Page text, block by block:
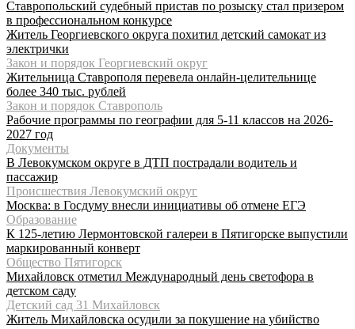
Ставропольский судебный пристав по розыску стал призером
в профессиональном конкурсе
Житель Георгиевского округа похитил детский самокат из
электрички
Закон и порядок Георгиевский округ
Жительница Ставрополя перевела онлайн-целительнице
более 340 тыс. рублей
Закон и порядок Ставрополь
Рабочие программы по географии для 5-11 классов на 2026-
2027 год
Документы
В Левокумском округе в ДТП пострадали водитель и
пассажир
Происшествия Левокумский округ
Москва: в Госдуму внесли инициативы об отмене ЕГЭ
Образование
К 125-летию Лермонтовской галереи в Пятигорске выпустили
маркированный конверт
Общество Пятигорск
Михайловск отметил Международный день светофора в
детском саду
Детский сад 31 Михайловск
Житель Михайловска осудили за покушение на убийство